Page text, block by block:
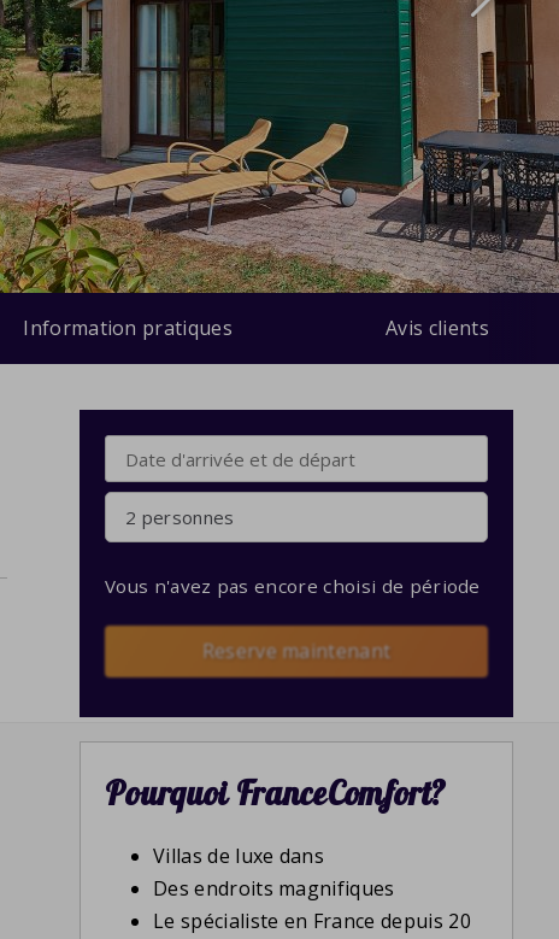
Information pratiques Avis clients
2 personnes
Vous n'avez pas encore choisi de période
Reserve maintenant
Pourquoi FranceComfort?
Villas de luxe dans
Des endroits magnifiques
Le spécialiste en France depuis 20